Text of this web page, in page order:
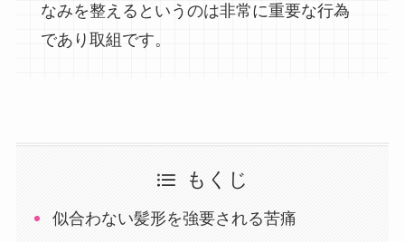
なみを整えるというのは非常に重要な行為
であり取組です。
もくじ
似合わない髪形を強要される苦痛